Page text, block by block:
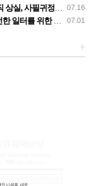
07.16
, 사필귀정이다
07.01
폭염감시단 선포 기자회견
+